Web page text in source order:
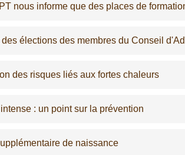
nous informe que des places de
des élections des membres du Conseil
des risques liés aux fortes chaleurs
: un point sur la prévention
de naissance